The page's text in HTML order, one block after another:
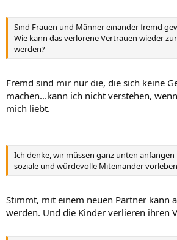
Sind Frauen und Männer einander fremd
Wie kann das verlorene Vertrauen wieder
werden?
Fremd sind mir nur die, die sich keine
machen...kann ich nicht verstehen,
mich liebt.
Ich denke, wir müssen ganz unten
soziale und würdevolle Miteinander
Stimmt, mit einem neuen Partner kann
werden. Und die Kinder verlieren ihren